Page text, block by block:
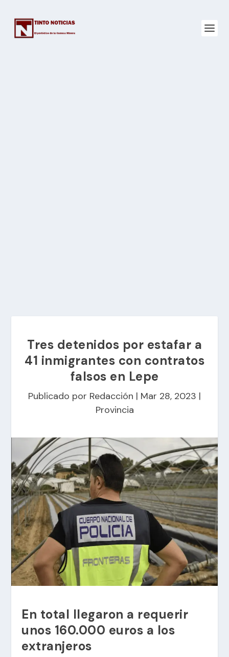
Tres detenidos por estafar a
41 inmigrantes con contratos
falsos en Lepe
Publicado por Redacción | Mar 28, 2023 |
Provincia
En total llegaron a requerir
unos 160.000 euros a los
extranjeros